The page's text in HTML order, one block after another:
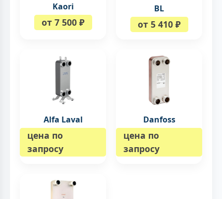
Kaori
от 7 500 ₽
BL
от 5 410 ₽
Alfa Laval
цена по
запросу
Danfoss
цена по
запросу